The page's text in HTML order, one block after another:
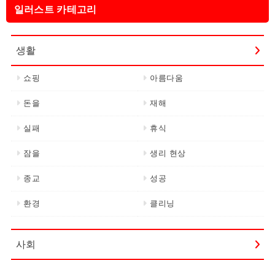
일러스트 카테고리
생활
쇼핑 아름다움
돈을 재해
실패 휴식
잠을 생리 현상
종교 성공
환경 클리닝
사회